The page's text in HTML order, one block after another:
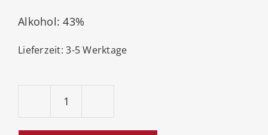
Alkohol: 43%
Lieferzeit:3-5 Werktage
Prinz
Hafele-